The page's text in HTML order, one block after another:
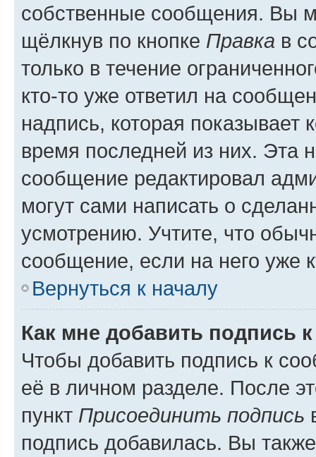
собственные сообщения. Вы
щёлкнув по кнопке Правка в
только в течение
кто-то уже ответил на
надпись, которая показывает
время последней из них. Эта
сообщение редактировал
могут сами написать о
усмотрению. Учтите, что
сообщение, если на него уже
Вернуться к началу
Как мне добавить подпись
Чтобы добавить подпись к
её в личном разделе. После
пункт Присоединить подпись
подпись добавилась. Вы